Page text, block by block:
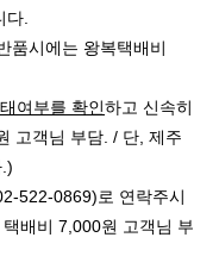
다.
품시에는 왕복택배비
여부를 확인하고 신속히
고객님 부담. / 단, 제주
522-0869)로 연락주시
배비 7,000원 고객님 부